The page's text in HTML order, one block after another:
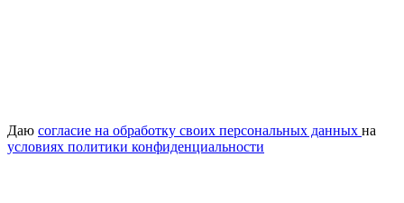
Даю согласие на обработку своих персональных данных на
условиях политики конфиденциальности